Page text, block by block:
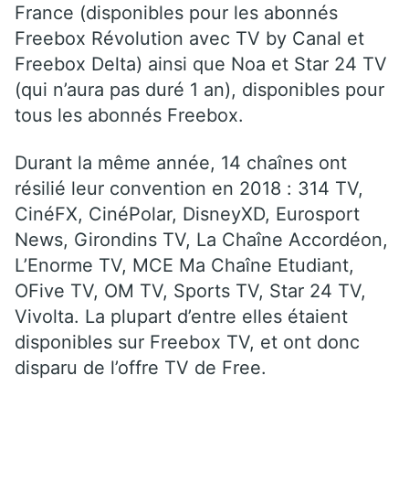
France (disponibles pour les abonnés
Freebox Révolution avec TV by Canal et
Freebox Delta) ainsi que Noa et Star 24 TV
(qui n’aura pas duré 1 an), disponibles pour
tous les abonnés Freebox.
Durant la même année, 14 chaînes ont
résilié leur convention en 2018 : 314 TV,
CinéFX, CinéPolar, DisneyXD, Eurosport
News, Girondins TV, La Chaîne Accordéon,
L’Enorme TV, MCE Ma Chaîne Etudiant,
OFive TV, OM TV, Sports TV, Star 24 TV,
Vivolta. La plupart d’entre elles étaient
disponibles sur Freebox TV, et ont donc
disparu de l’offre TV de Free.